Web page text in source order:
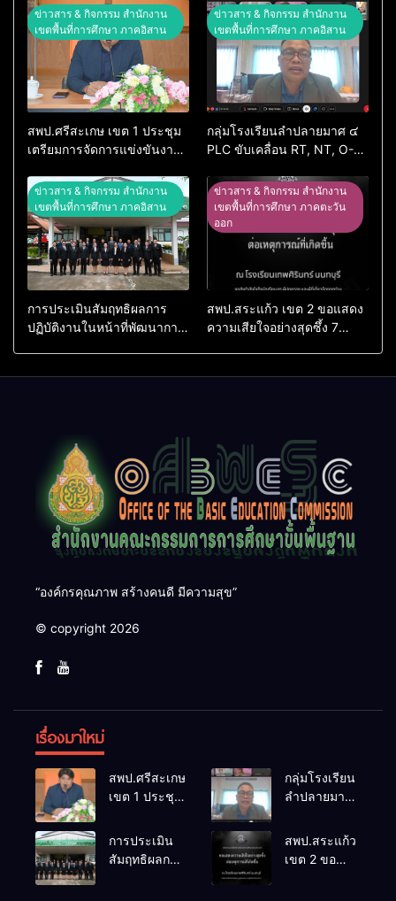
ข่าวสาร & กิจกรรม สำนักงาน
เขตพื้นที่การศึกษา ภาคอิสาน
สพป.ศรีสะเกษ เขต 1 ประชุม
เตรียมการจัดการแข่งขันงาน
74 ปีการศึกษา 2569
ข่าวสาร & กิจกรรม สำนักงาน
เขตพื้นที่การศึกษา ภาคอิสาน
กลุ่มโรงเรียนลำปลายมาศ ๔
PLC ขับเคลื่อน RT, NT, O-
ข่าวสาร & กิจกรรม สำนักงาน
เขตพื้นที่การศึกษา ภาคอิสาน
การประเมินสัมฤทธิผลการ
ปฏิบัติงานในหน้าที่พัฒนาการ
ข่าวสาร & กิจกรรม สำนักงาน
เขตพื้นที่การศึกษา ภาคตะวัน
ออก
สพป.สระแก้ว เขต 2 ขอแสดง
ความเสียใจอย่างสุดซึ้ง 7
“องค์กรคุณภาพ สร้างคนดี มีความสุข”
© copyright 2026
เรื่องมาใหม่
สพป.ศรีสะเกษ
เขต 1 ประชุม
จัดการ
แข่งขันงาน
ศิลปหัตถกรรม
กลุ่มโรงเรียน
ลำปลายมาศ
เคลื่อน RT,
NT, O-NET
การประเมิน
สัมฤทธิผลการ
สพป.สระแก้ว
เขต 2 ขอ